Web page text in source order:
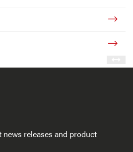
releases and product